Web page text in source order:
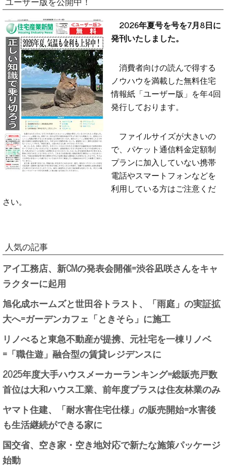
ユーザー版を公開中！
2026年夏号を号を7月8日に
発刊いたしました。
消費者向けの読んで得する
ノウハウを満載した無料住宅
情報紙「ユーザー版」を年4回
発行しております。
ファイルサイズが大きいの
で、パケット通信料金定額制
プランに加入していない携帯
電話やスマートフォンなどを
利用している方はご注意くだ
さい。
人気の記事
アイ工務店、新CMの発表会開催=渋谷凪咲さんをキャ
ラクターに起用
旭化成ホームズと世田谷トラスト、「雨庭」の実証拡
大へ=ガーデンカフェ「ときそら」に施工
リノべると東急不動産が提携、元社宅を一棟リノベ
=「職住遊」融合型の賃貸レジデンスに
2025年度大手ハウスメーカーランキング=総販売戸数
首位は大和ハウス工業、前年度プラスは住友林業のみ
ヤマト住建、「耐水害住宅仕様」の販売開始=水害後
も生活継続ができる家に
国交省、空き家・空き地対応で新たな施策パッケージ
始動